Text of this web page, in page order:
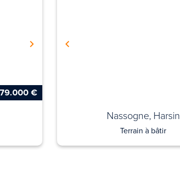
79.000 €
Nassogne, Harsin
Terrain à bâtir